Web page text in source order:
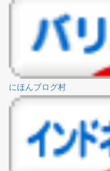
にほんブログ村